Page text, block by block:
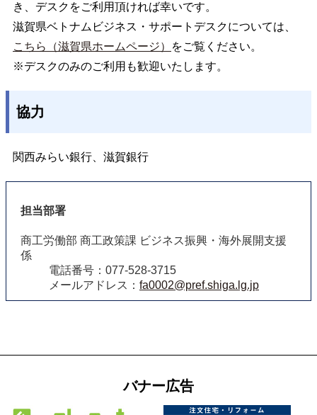
き、デスクをご利用頂ければ幸いです。
滋賀県ベトナムビジネス・サポートデスクについては、
こちら（滋賀県ホームページ）
をご覧ください。
※デスクのみのご利用も歓迎いたします。
協力
関西みらい銀行、滋賀銀行
担当部署
商工労働部 商工政策課 ビジネス振興・海外展開支援
係
電話番号：077-528-3715
メールアドレス： fa0002@pref.shiga.lg.jp
バナー広告